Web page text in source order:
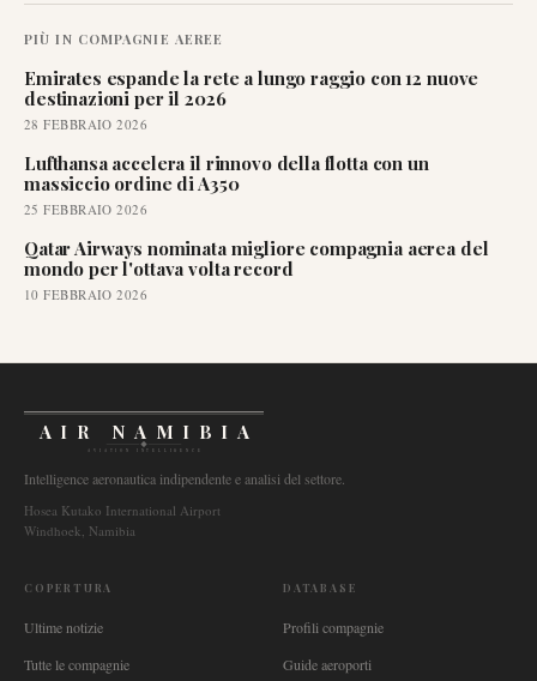
PIÙ IN COMPAGNIE AEREE
Emirates espande la rete a lungo raggio con 12 nuove
destinazioni per il 2026
28 FEBBRAIO 2026
Lufthansa accelera il rinnovo della flotta con un
massiccio ordine di A350
25 FEBBRAIO 2026
Qatar Airways nominata migliore compagnia aerea del
mondo per l'ottava volta record
10 FEBBRAIO 2026
AIR NAMIBIA
AVIATION INTELLIGENCE
Intelligence aeronautica indipendente e analisi del settore.
Hosea Kutako International Airport
Windhoek, Namibia
COPERTURA
Ultime notizie
Tutte le compagnie
DATABASE
Profili compagnie
Guide aeroporti